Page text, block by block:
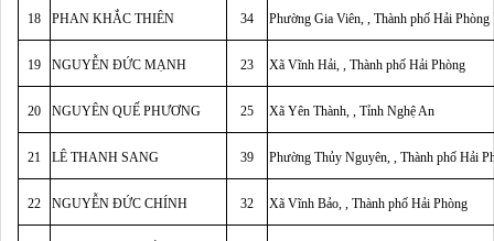
18 PHAN KHẮC THIÊN 34 Phường Gia Viên, , Thành phố Hải Phòng
19 NGUYỄN ĐỨC MẠNH 23 Xã Vĩnh Hải, , Thành phố Hải Phòng
20 NGUYÊN QUẾ PHƯƠNG 25 Xã Yên Thành, , Tỉnh Nghệ An
21 LÊ THANH SANG 39 Phường Thủy Nguyên, , Thành phố Hải
22 NGUYỄN ĐỨC CHÍNH 32 Xã Vĩnh Bảo, , Thành phố Hải Phòng